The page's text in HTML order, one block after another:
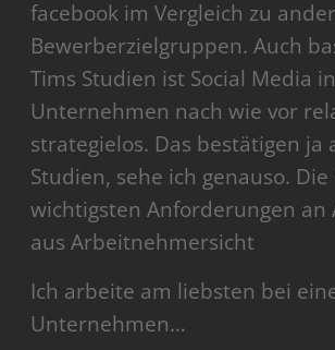
facebook im Vergleich zu
Bewerberzielgruppen. Auch
Tims Studien ist Social Media
Unternehmen nach wie vor
strategielos. Das bestätigen ja
Studien, sehe ich genauso. Die
wichtigsten Anforderungen an
aus Arbeitnehmersicht
Ich arbeite am liebsten bei
Unternehmen…